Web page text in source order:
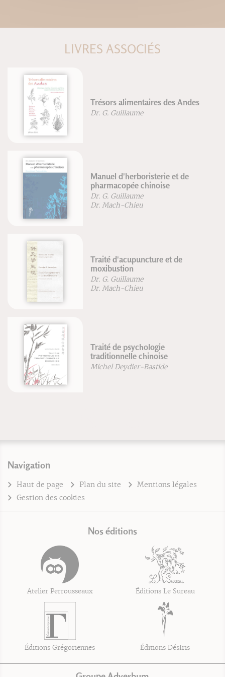
LIVRES ASSOCIÉS
Trésors alimentaires des Andes
Dr. G. Guillaume
Manuel d'herboristerie et de
pharmacopée chinoise
Dr. G. Guillaume
Dr. Mach-Chieu
Traité d'acupuncture et de
moxibustion
Dr. G. Guillaume
Dr. Mach-Chieu
Traité de psychologie
traditionnelle chinoise
Michel Deydier-Bastide
Navigation
Haut de page Plan du site
Mentions légales
Gestion des cookies
Nos éditions
Atelier Perrousseaux Éditions Le Sureau
Éditions Grégoriennes Éditions DésIris